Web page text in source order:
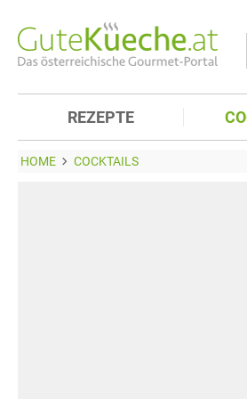
REZEPTE
HOME COCKTAILS